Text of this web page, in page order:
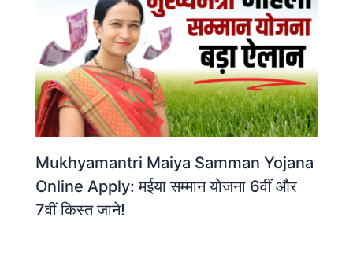
Mukhyamantri Maiya Samman Yojana
Online Apply: मईया सम्मान योजना 6वीं और
7वीं किस्त जाने!